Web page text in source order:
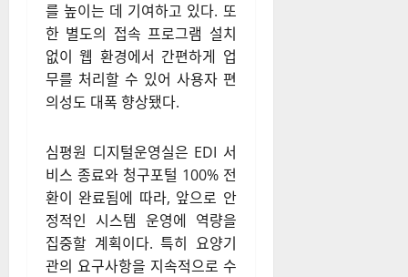
를 높이는 데 기여하고 있다. 또
한 별도의 접속 프로그램 설치
없이 웹 환경에서 간편하게 업
무를 처리할 수 있어 사용자 편
의성도 대폭 향상됐다.
심평원 디지털운영실은 EDI 서
비스 종료와 청구포털 100% 전
환이 완료됨에 따라, 앞으로 안
정적인 시스템 운영에 역량을
집중할 계획이다. 특히 요양기
관의 요구사항을 지속적으로 수